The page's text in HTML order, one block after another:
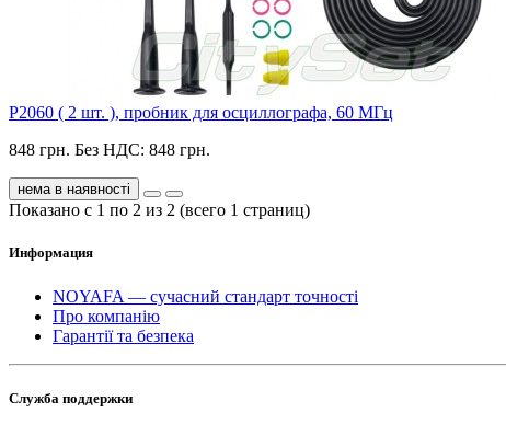
P2060 ( 2 шт. ), пробник для осциллографа, 60 МГц
848 грн. Без НДС: 848 грн.
нема в наявності
Показано с 1 по 2 из 2 (всего 1 страниц)
Информация
NOYAFA — сучасний стандарт точності
Про компанію
Гарантії та безпека
Служба поддержки